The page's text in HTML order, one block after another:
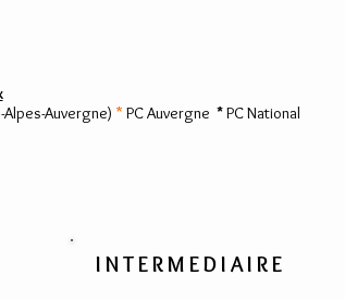
Alpes-Auvergne) * PC Auvergne *PC National
INTERMEDIAIRE